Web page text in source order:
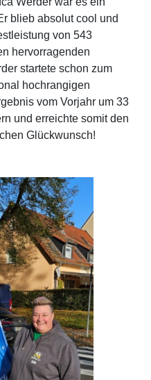
blieb absolut cool und
von 543
hervorragenden
startete schon zum
hochrangigen
vom Vorjahr um 33
und erreichte somit den
Glückwunsch!